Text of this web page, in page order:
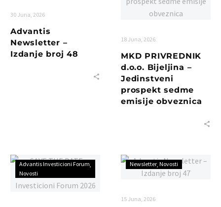
30 Juna, 2026
Advantis
Newsletter –
Izdanje broj 48
18 Juna, 2026
MKD PRIVREDNIK
d.o.o. Bijeljina –
Jedinstveni
prospekt sedme
emisije obveznica
Advantis Investicioni Forum
Novosti
Newsletter Novosti
15 Juna, 2026